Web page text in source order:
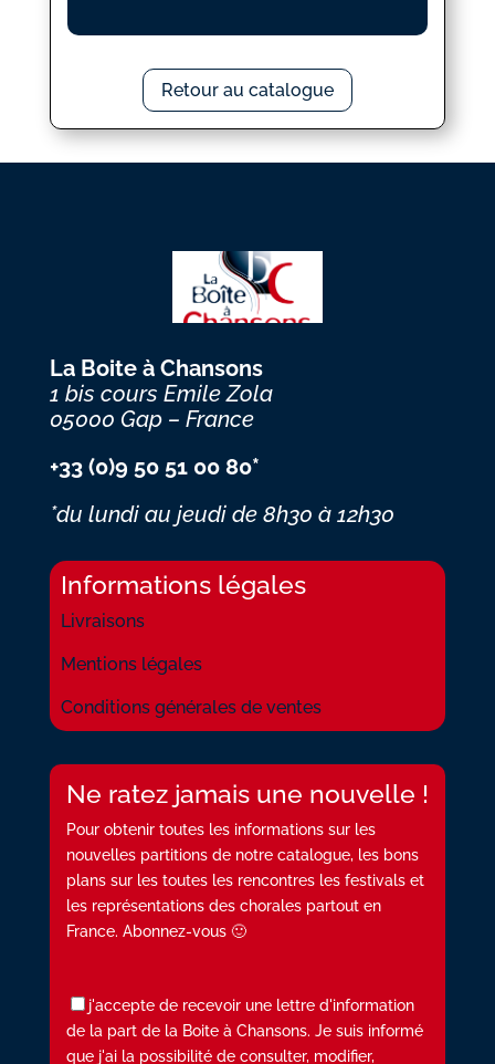
Retour au catalogue
La Boite à Chansons
1 bis cours Emile Zola
05000 Gap – France
+33 (0)9 50 51 00 80*
*du lundi au jeudi de 8h30 à 12h30
Informations légales
Livraisons
Mentions légales
Conditions générales de ventes
Ne ratez jamais une nouvelle !
Pour obtenir toutes les informations sur les
nouvelles partitions de notre catalogue, les bons
plans sur les toutes les rencontres les festivals et
les représentations des chorales partout en
France. Abonnez-vous 🙂
j'accepte de recevoir une lettre d'information
de la part de la Boite à Chansons. Je suis informé
que j'ai la possibilité de consulter, modifier,